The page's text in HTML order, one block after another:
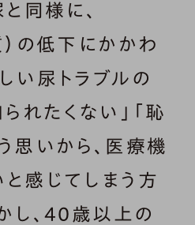
と同様に、
の低下にかかわ
い尿トラブルの
られたくない」「恥
思いから、医療機
感じてしまう方
し、40歳以上の